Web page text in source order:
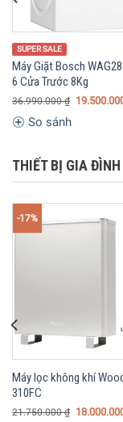
SUPER SALE
Máy Giặt Bosch
6 Cửa Trước 8Kg
36.990.000₫
So sánh
THIẾT BỊ GIA ĐÌNH
-17%
Máy lọc không khí
310FC
21.750.000₫